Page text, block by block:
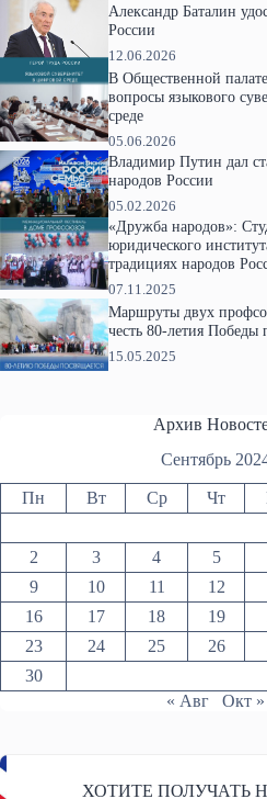
Александр Баталин
России
12.06.2026
В Общественной
вопросы языкового
среде
05.06.2026
Владимир Путин дал
народов России
05.02.2026
«Дружба народов»:
юридического
традициях народов
07.11.2025
Маршруты двух
честь 80-летия Победы
15.05.2025
Архив
Сентябрь
Пн Вт Ср Чт
2
3 4 5
9
10 11 12
16
17 18 19
23
24 25 26
30
« Авг
Окт »
ХОТИТЕ ПОЛУЧАТЬ